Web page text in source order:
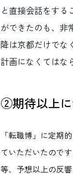
と直接会話をす
ができたのも、非
降は京都だけでな
計画になくてはな
②期待以上に
「転職博」に定期
ていただいたので
等、予想以上の反